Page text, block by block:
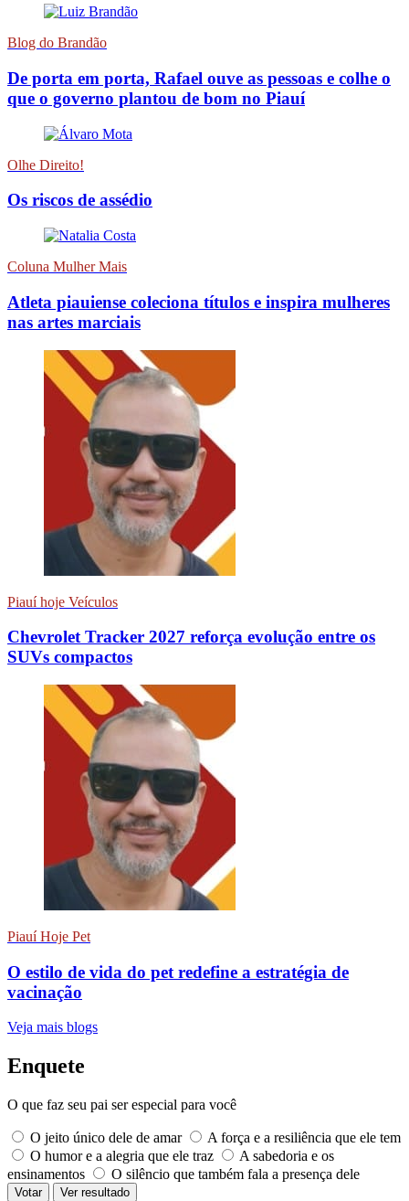
Blog do Brandão
De porta em porta, Rafael ouve as pessoas e colhe o
que o governo plantou de bom no Piauí
Olhe Direito!
Os riscos de assédio
Coluna Mulher Mais
Atleta piauiense coleciona títulos e inspira mulheres
nas artes marciais
Piauí hoje Veículos
Chevrolet Tracker 2027 reforça evolução entre os
SUVs compactos
Piauí Hoje Pet
O estilo de vida do pet redefine a estratégia de
vacinação
Veja mais blogs
Enquete
O que faz seu pai ser especial para você
O jeito único dele de amar
A força e a resiliência que ele tem
O humor e a alegria que ele traz
A sabedoria e os
ensinamentos
O silêncio que também fala a presença dele
Votar Ver resultado